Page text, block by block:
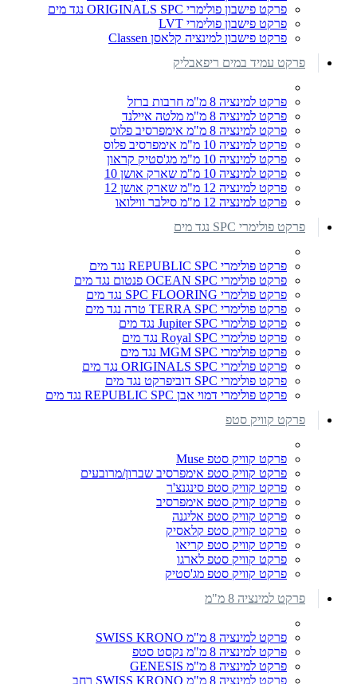
פרקט פישבון פולימרי ORIGINALS SPC נגד מים
פרקט פישבון פולימרי LVT
פרקט פישבון למינציה קלאסן Classen
פרקט עמיד במים ריפאבליק
פרקט למינציה 8 מ"מ חרבות ברזל
פרקט למינציה 8 מ"מ מלטה איילנד
פרקט למינציה 8 מ"מ אימפרסיב פלוס
פרקט למינציה 10 מ"מ אימפרסיב פלוס
פרקט למינציה 10 מ"מ מג'סטיק קראון
פרקט למינציה 10 מ"מ שארק אושן 10
פרקט למינציה 12 מ"מ שארק אושן 12
פרקט למינציה 12 מ"מ סילבר ווילואו
פרקט פולימרי SPC נגד מים
פרקט פולימרי REPUBLIC SPC נגד מים
פרקט פולימרי OCEAN SPC פנטום נגד מים
פרקט פולימרי SPC FLOORING נגד מים
פרקט פולימרי TERRA SPC טרה נגד מים
פרקט פולימרי Jupiter SPC נגד מים
פרקט פולימרי Royal SPC נגד מים
פרקט פולימרי MGM SPC נגד מים
פרקט פולימרי ORIGINALS SPC נגד מים
פרקט פולימרי SPC דוביפרקט נגד מים
פרקט פולימרי דמוי אבן REPUBLIC SPC נגד מים
פרקט קוויק סטפ
פרקט קוויק סטפ Muse
פרקט קוויק סטפ אימפרסיב שברון/מרובעים
פרקט קוויק סטפ סינגנצ'ר
פרקט קוויק סטפ אימפרסיב
פרקט קוויק סטפ אליגנה
פרקט קוויק סטפ קלאסיק
פרקט קוויק סטפ קריאו
פרקט קוויק סטפ לארגו
פרקט קוויק סטפ מג'סטיק
פרקט למינציה 8 מ"מ
פרקט למינציה 8 מ"מ SWISS KRONO
פרקט למינציה 8 מ"מ נקסט סטפ
פרקט למינציה 8 מ"מ GENESIS
פרקט למינציה 8 מ"מ SWISS KRONO רחב